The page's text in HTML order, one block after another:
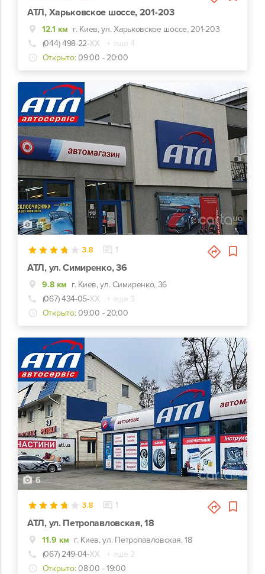
АТЛ, Харьковское шоссе, 201-203
12.1 км г. Киев, ул. Харьковское шоссе, 201-203
(044) 498-22-ХХ
+ еще 4
Открыто: 09:00 - 20:00
13
3.8 1
АТЛ, ул. Симиренко, 36
9.8 км г. Киев, ул. Симиренко, 36
(067) 434-05-ХХ
+ еще 3
Открыто: 09:00 - 20:00
6
3.8 1
АТЛ, ул. Петропавловская, 18
11.9 км г. Киев, ул. Петропавловская, 18
(067) 249-04-ХХ
+ еще 2
Открыто: 08:00 - 19:00